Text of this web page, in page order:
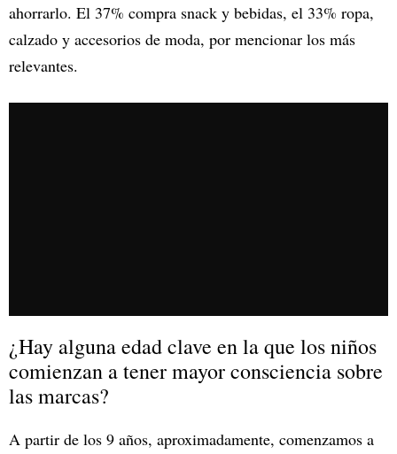
ahorrarlo. El 37% compra snack y bebidas, el 33% ropa,
calzado y accesorios de moda, por mencionar los más
relevantes.
¿Hay alguna edad clave en la que los niños
comienzan a tener mayor consciencia sobre
las marcas?
A partir de los 9 años, aproximadamente, comenzamos a